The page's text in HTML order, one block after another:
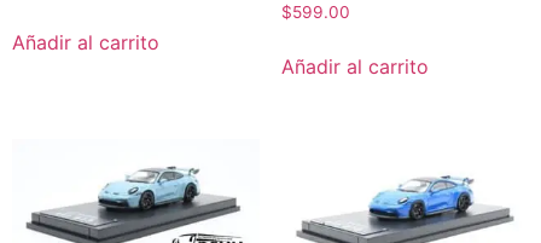
Añadir al carrito
$599.00
Añadir al carrito